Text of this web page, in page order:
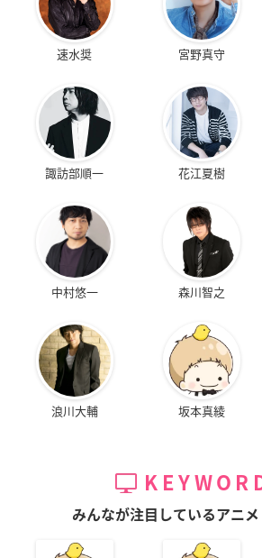
速水奨 宮野真守
諏訪部順一 花江夏樹
中村悠一 森川智之
浪川大輔 坂本真綾
みんなが注目しているアニ